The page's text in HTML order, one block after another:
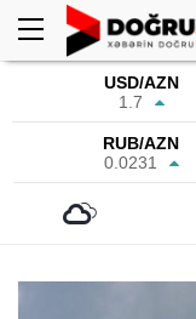
USD/AZN
1.7
RUB/AZN
0.0231